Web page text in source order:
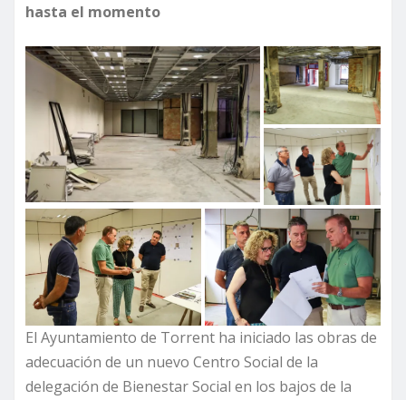
hasta el momento
El Ayuntamiento de Torrent ha iniciado las obras de
adecuación de un nuevo Centro Social de la
delegación de Bienestar Social en los bajos de la